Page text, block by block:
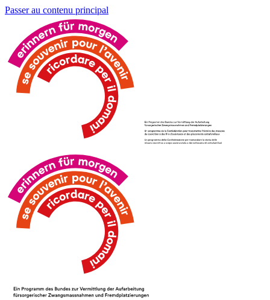
Passer au contenu principal